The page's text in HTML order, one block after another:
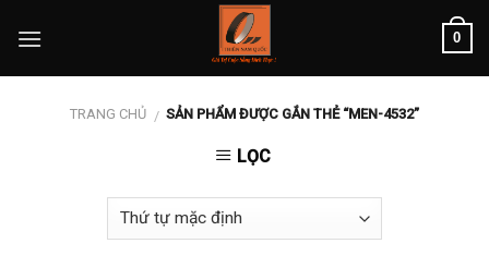
0
TRANG CHỦ / SẢN PHẨM ĐƯỢC GẮN THẺ “MEN-4532”
LỌC